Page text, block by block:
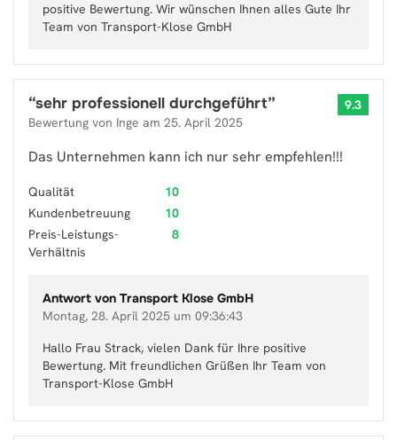
positive Bewertung. Wir wünschen Ihnen alles Gute Ihr
Team von Transport-Klose GmbH
“sehr professionell durchgeführt”
Bewertung von Inge am 25. April 2025
9.3
Das Unternehmen kann ich nur sehr empfehlen!!!
Qualität
10
Kundenbetreuung
10
Preis-Leistungs-
Verhältnis
8
Antwort von Transport Klose GmbH
Montag, 28. April 2025 um 09:36:43
Hallo Frau Strack, vielen Dank für Ihre positive
Bewertung. Mit freundlichen Grüßen Ihr Team von
Transport-Klose GmbH